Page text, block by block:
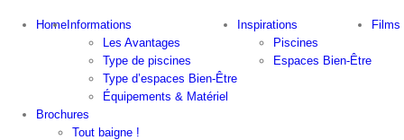
Home Informations
Les Avantages
Type de piscines
Type d’espaces Bien-Être
Équipements & Matériel
Inspirations
Piscines
Espaces Bien-Être
Films
Brochures
Tout baigne !